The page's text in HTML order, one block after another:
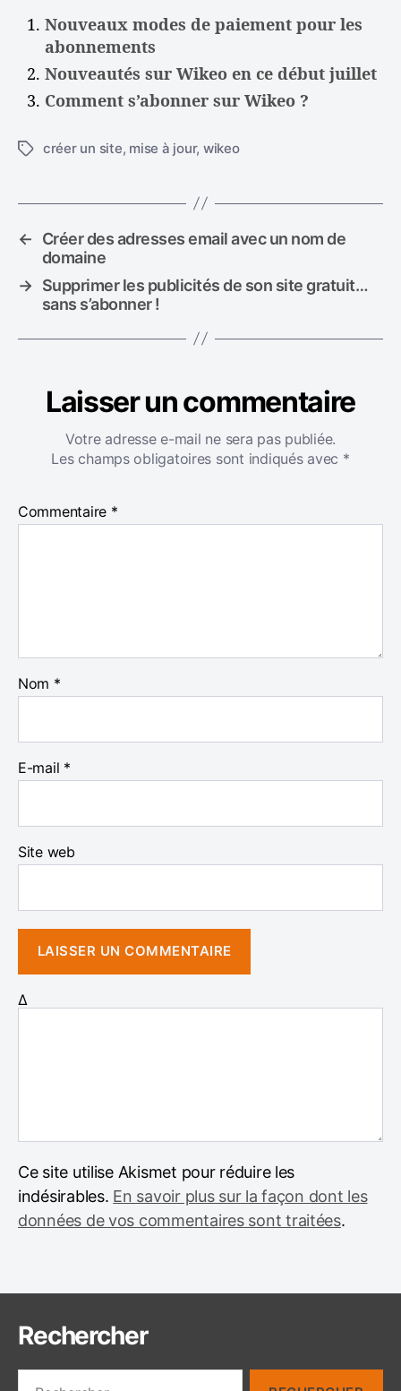
Nouveaux modes de paiement pour les
abonnements
Nouveautés sur Wikeo en ce début juillet
Comment s’abonner sur Wikeo ?
É
q
e
t
créer un site, mise à jour, wikeo
←
Créer des adresses email avec un nom de
domaine
→ Supprimer les publicités de son site gratuit…
sans s’abonner !
Laisser un commentaire
Votre adresse e-mail ne sera pas publiée.
Les champs obligatoires sont indiqués avec *
Commentaire *
Nom *
E-mail *
Site web
Δ
Ce site utilise Akismet pour réduire les
indésirables. En savoir plus sur la façon dont les
données de vos commentaires sont traitées.
Rechercher